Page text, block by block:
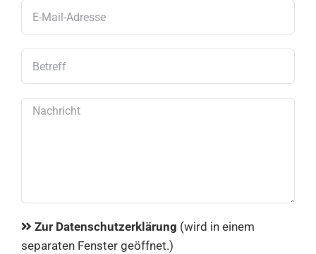
Zur Datenschutzerklärung (wird in einem
separaten Fenster geöffnet.)